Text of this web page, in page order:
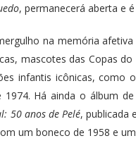
, permanecerá aberta e
na memória
mascotes das Copas
infantis icônicas, como o
Há ainda o álbum
50 anos de Pelé, publicada
um boneco de 1958 e